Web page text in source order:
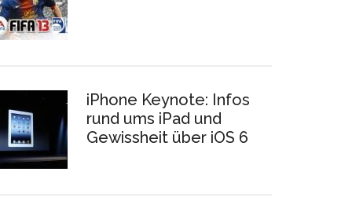
iPhone Keynote: Infos
rund ums iPad und
Gewissheit über iOS 6